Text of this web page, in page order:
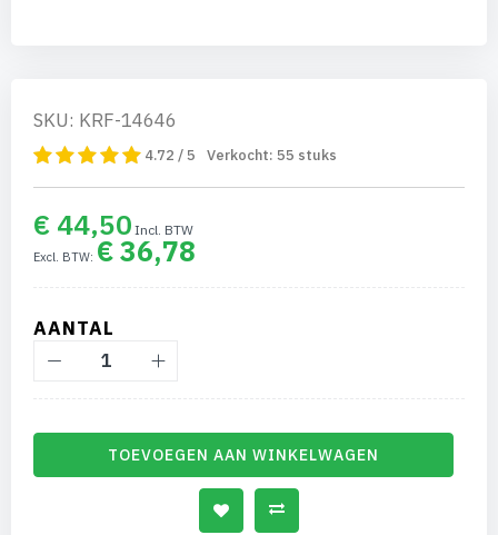
SKU: KRF-14646
4.72 / 5 Verkocht: 55 stuks
€ 44,50
€ 36,78
AANTAL
TOEVOEGEN AAN WINKELWAGEN